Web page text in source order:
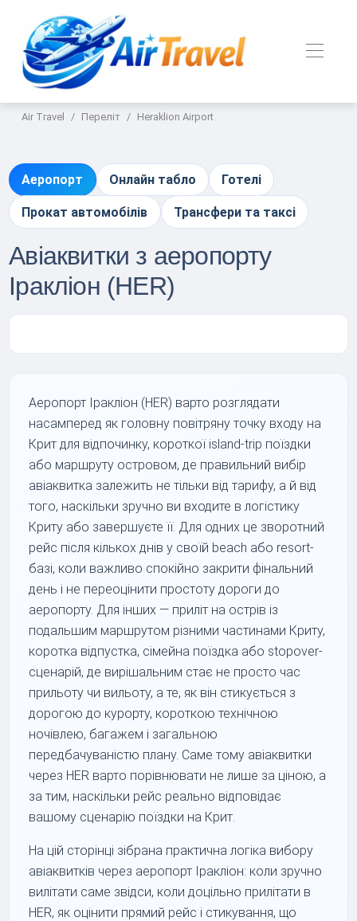
Air Travel Переліт Heraklion Airport
Аеропорт Онлайн табло Готелі
Прокат автомобілів Трансфери та таксі
Авіаквитки з аеропорту
Іракліон (HER)
Аеропорт Іракліон (HER) варто розглядати
насамперед як головну повітряну точку входу на
Крит для відпочинку, короткої island-trip поїздки
або маршруту островом, де правильний вибір
авіаквитка залежить не тільки від тарифу, а й від
того, наскільки зручно ви входите в логістику
Криту або завершуєте її. Для одних це зворотний
рейс після кількох днів у своїй beach або resort-
базі, коли важливо спокійно закрити фінальний
день і не переоцінити простоту дороги до
аеропорту. Для інших — приліт на острів із
подальшим маршрутом різними частинами Криту,
коротка відпустка, сімейна поїздка або stopover-
сценарій, де вирішальним стає не просто час
прильоту чи вильоту, а те, як він стикується з
дорогою до курорту, короткою технічною
ночівлею, багажем і загальною
передбачуваністю плану. Саме тому авіаквитки
через HER варто порівнювати не лише за ціною, а
за тим, наскільки рейс реально відповідає
вашому сценарію поїздки на Крит.
На цій сторінці зібрана практична логіка вибору
авіаквитків через аеропорт Іракліон: коли зручно
вилітати саме звідси, коли доцільно прилітати в
HER, як оцінити прямий рейс і стикування, що